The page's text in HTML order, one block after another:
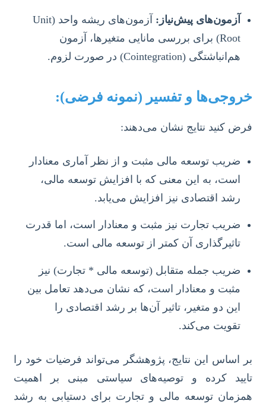
آزمون‌های پیش‌نیاز:
آزمون‌های ریشه واحد (Unit
Root) برای بررسی مانایی متغیرها، آزمون
هم‌انباشتگی (Cointegration) در صورت لزوم.
خروجی‌ها و تفسیر (نمونه فرضی):
فرض کنید نتایج نشان می‌دهند:
ضریب توسعه مالی مثبت و از نظر آماری معنادار
است، به این معنی که با افزایش توسعه مالی،
رشد اقتصادی نیز افزایش می‌یابد.
ضریب تجارت نیز مثبت و معنادار است، اما قدرت
تاثیرگذاری آن کمتر از توسعه مالی است.
ضریب جمله متقابل (توسعه مالی * تجارت) نیز
مثبت و معنادار است، که نشان می‌دهد تعامل بین
این دو متغیر، تاثیر آن‌ها بر رشد اقتصادی را
تقویت می‌کند.
بر اساس این نتایج، پژوهشگر می‌تواند فرضیات خود را
تایید کرده و توصیه‌های سیاستی مبنی بر اهمیت
همزمان توسعه مالی و تجارت برای دستیابی به رشد